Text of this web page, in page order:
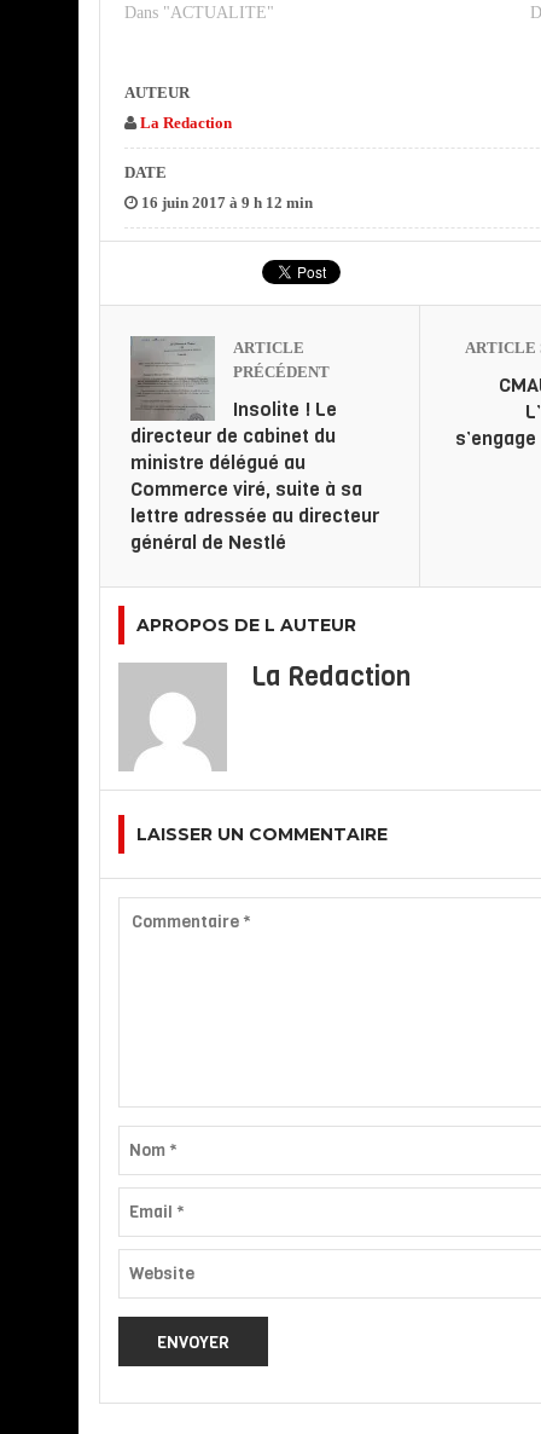
Dans "ACTUALITE"
AUTEUR
La Redaction
DATE
16 juin 2017 à 9 h 12 min
ARTICLE
PRÉCÉDENT
Insolite ! Le
directeur de cabinet du
ministre délégué au
Commerce viré, suite à sa
lettre adressée au directeur
général de Nestlé
ARTICLE
APROPOS DE L AUTEUR
La Redaction
LAISSER UN COMMENTAIRE